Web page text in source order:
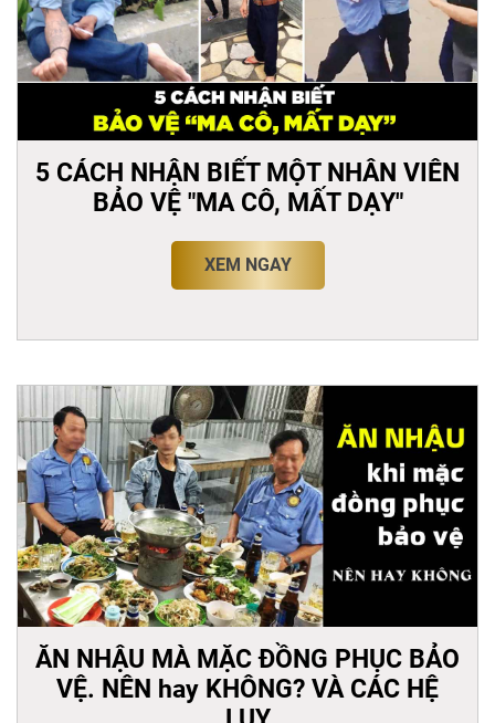
5 CÁCH NHẬN BIẾT MỘT NHÂN VIÊN
BẢO VỆ "MA CÔ, MẤT DẠY"
XEM NGAY
ĂN NHẬU MÀ MẶC ĐỒNG PHỤC BẢO
VỆ. NÊN hay KHÔNG? VÀ CÁC HỆ